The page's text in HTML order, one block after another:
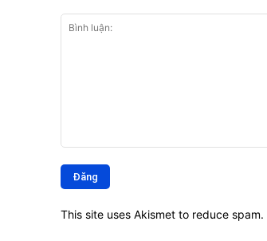
luận:
This site uses Akismet to reduce spam.